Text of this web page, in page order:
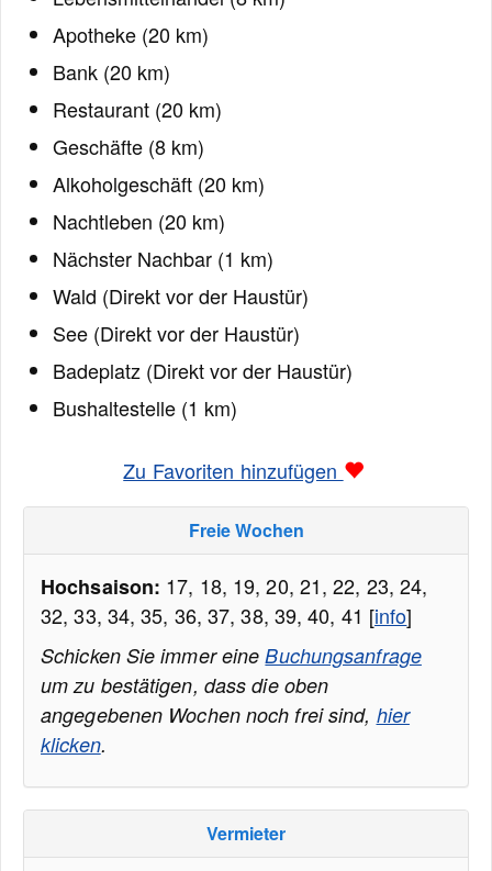
Apotheke (20 km)
Bank (20 km)
Restaurant (20 km)
Geschäfte (8 km)
Alkoholgeschäft (20 km)
Nachtleben (20 km)
Nächster Nachbar (1 km)
Wald (Direkt vor der Haustür)
See (Direkt vor der Haustür)
Badeplatz (Direkt vor der Haustür)
Bushaltestelle (1 km)
Zu Favoriten hinzufügen
Freie Wochen
Hochsaison: 17, 18, 19, 20, 21, 22, 23, 24,
32, 33, 34, 35, 36, 37, 38, 39, 40, 41 [info]
Schicken Sie immer eineBuchungsanfrage
um zu bestätigen, dass die oben
angegebenen Wochen noch frei sind, hier
klicken.
Vermieter